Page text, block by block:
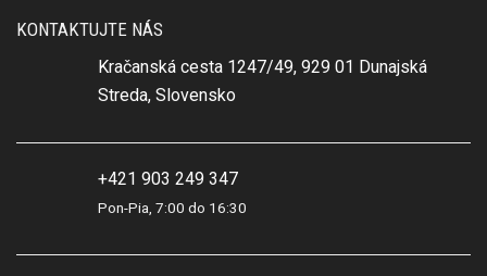
KONTAKTUJTE NÁS
Kračanská cesta 1247/49, 929 01 Dunajská
Streda, Slovensko
+421 903 249 347
Pon-Pia, 7:00 do 16:30